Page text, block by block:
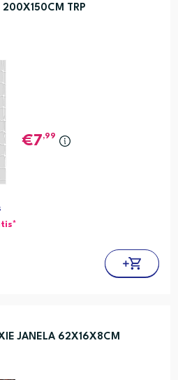
200X150CM TRP
7,99
JANELA 62X16X8CM